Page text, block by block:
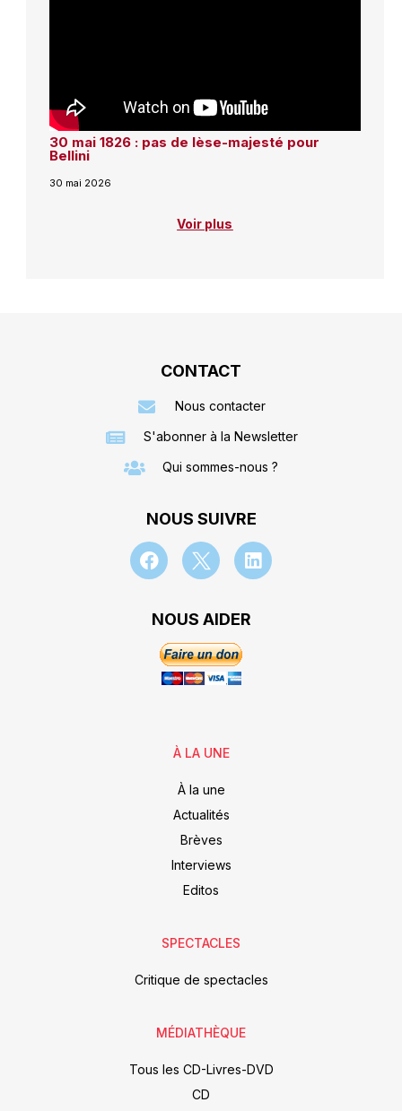
30 mai 1826 : pas de lèse-majesté pour
Bellini
30 mai 2026
Voir plus
CONTACT
Nous contacter
S'abonner à la Newsletter
Qui sommes-nous ?
NOUS SUIVRE
NOUS AIDER
À LA UNE
À la une
Actualités
Brèves
Interviews
Editos
SPECTACLES
Critique de spectacles
MÉDIATHÈQUE
Tous les CD-Livres-DVD
CD